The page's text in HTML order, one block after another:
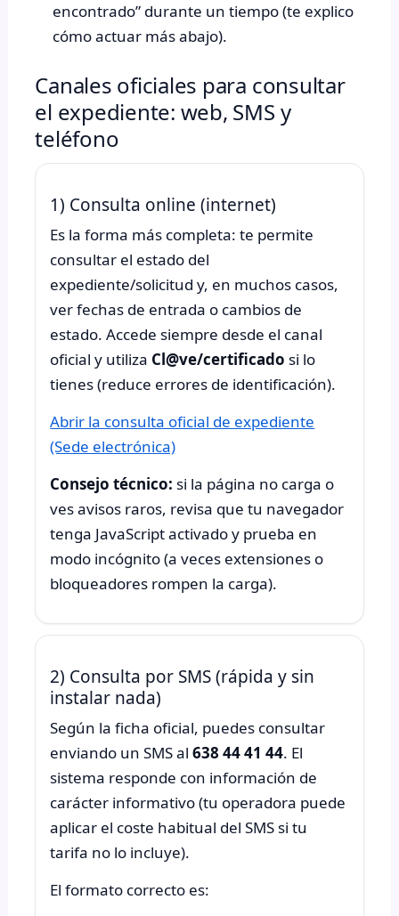
encontrado” durante un tiempo (te explico
cómo actuar más abajo).
Canales oficiales para consultar
el expediente: web, SMS y
teléfono
1) Consulta online (internet)
Es la forma más completa: te permite
consultar el estado del
expediente/solicitud y, en muchos casos,
ver fechas de entrada o cambios de
estado. Accede siempre desde el canal
oficial y utiliza Cl@ve/certificado si lo
tienes (reduce errores de identificación).
Abrir la consulta oficial de expediente
(Sede electrónica)
Consejo técnico: si la página no carga o
ves avisos raros, revisa que tu navegador
tenga JavaScript activado y prueba en
modo incógnito (a veces extensiones o
bloqueadores rompen la carga).
2) Consulta por SMS (rápida y sin
instalar nada)
Según la ficha oficial, puedes consultar
enviando un SMS al638 44 41 44. El
sistema responde con información de
carácter informativo (tu operadora puede
aplicar el coste habitual del SMS si tu
tarifa no lo incluye).
El formato correcto es: